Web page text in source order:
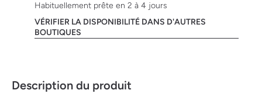
Habituellement prête en 2 à 4 jours
VÉRIFIER LA DISPONIBILITÉ DANS D'AUTRES
BOUTIQUES
Description du produit